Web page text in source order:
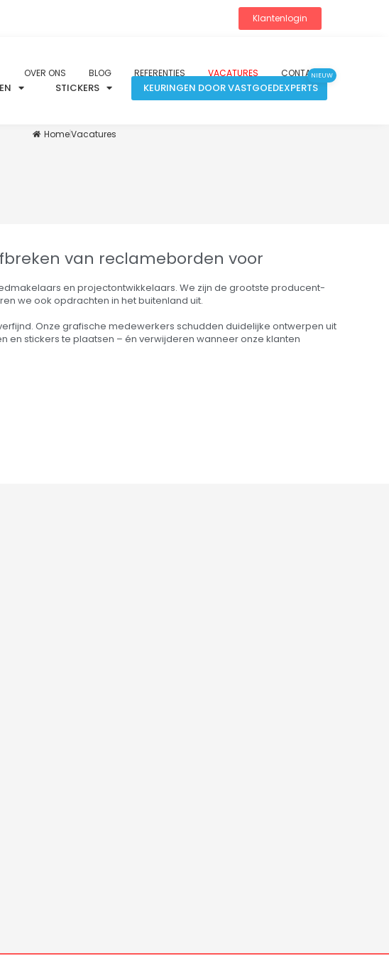
Klantenlogin
OVER ONS BLOG REFERENTIES VACATURES CONTACT
STICKERS KEURINGEN DOOR VASTGOEDEXPERTS
NIEUW
HomeVacatures
van reclameborden voor
en projectontwikkelaars. We zijn de grootste producent-
we ook opdrachten in het buitenland uit.
Onze grafische medewerkers schudden duidelijke ontwerpen uit
en stickers te plaatsen – én verwijderen wanneer onze klanten